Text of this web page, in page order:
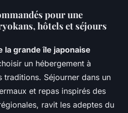
pour une
hôtels et séjours
la grande île japonaise
un hébergement à
traditions. Séjourner dans un
et repas inspirés des
ravit les adeptes du